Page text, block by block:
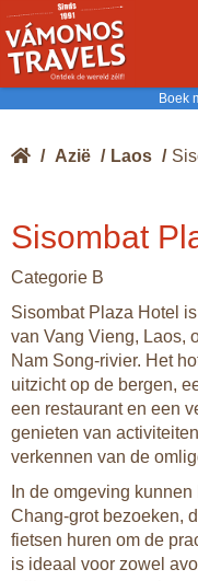
Boek
/ Azië / Laos /
Sisombat
Categorie B
Sisombat Plaza Hotel
van Vang Vieng, Laos,
Nam Song-rivier. Het
uitzicht op de bergen,
een restaurant en een
genieten van
verkennen van de
In de omgeving
Chang-grot bezoeken,
fietsen huren om de
is ideaal voor zowel